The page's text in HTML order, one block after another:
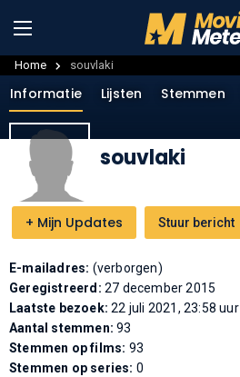
Home souvlaki
+ Mijn Updates Stuur bericht
Informatie Lijsten Stemmen
souvlaki
E-mailadres: (verborgen)
Geregistreerd: 27 december 2015
Laatste bezoek:22 juli 2021, 23:58 uur
Aantal stemmen:93
Stemmen op films: 93
Stemmen op series: 0